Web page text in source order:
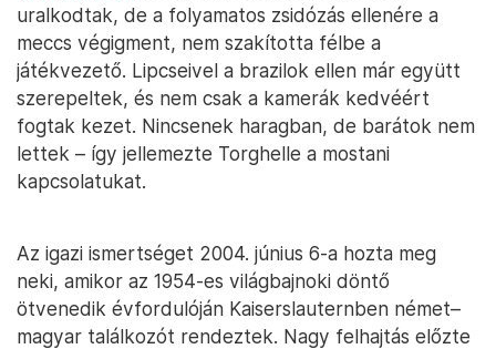
uralkodtak, de a folyamatos zsidózás ellenére a
meccs végigment, nem szakította félbe a
játékvezető. Lipcseivel a brazilok ellen már együtt
szerepeltek, és nem csak a kamerák kedvéért
fogtak kezet. Nincsenek haragban, de barátok nem
lettek – így jellemezte Torghelle a mostani
kapcsolatukat.
Az igazi ismertséget 2004. június 6-a hozta meg
neki, amikor az 1954-es világbajnoki döntő
ötvenedik évfordulóján Kaiserslauternben német–
magyar találkozót rendeztek. Nagy felhajtás előzte